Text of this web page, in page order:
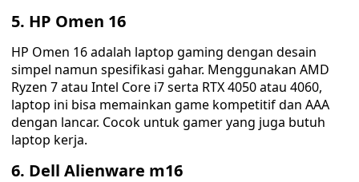
5. HP Omen 16
HP Omen 16 adalah laptop gaming dengan desain
simpel namun spesifikasi gahar. Menggunakan AMD
Ryzen 7 atau Intel Core i7 serta RTX 4050 atau 4060,
laptop ini bisa memainkan game kompetitif dan AAA
dengan lancar. Cocok untuk gamer yang juga butuh
laptop kerja.
6. Dell Alienware m16